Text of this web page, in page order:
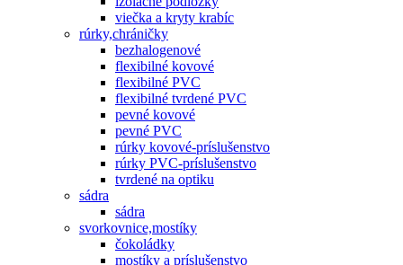
viečka a kryty krabíc
rúrky,chráničky
bezhalogenové
flexibilné kovové
flexibilné PVC
flexibilné tvrdené PVC
pevné kovové
pevné PVC
rúrky kovové-príslušenstvo
rúrky PVC-príslušenstvo
tvrdené na optiku
sádra
sádra
svorkovnice,mostíky
čokoládky
mostíky a príslušenstvo